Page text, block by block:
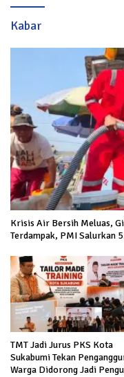
Kabar
Krisis Air Bersih Meluas,
Terdampak, PMI Salurkan
TMT Jadi Jurus PKS Kota
Sukabumi Tekan
Warga Didorong Jadi